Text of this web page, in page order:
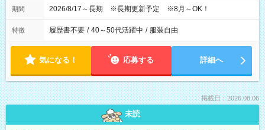
期間 2026/8/17～長期 ※長期更新予定 ※8月～OK！
特徴 履歴書不要 / 40～50代活躍中 / 服装自由
気になる！ 応募する 詳細へ
掲載日：2026.08.06
未読